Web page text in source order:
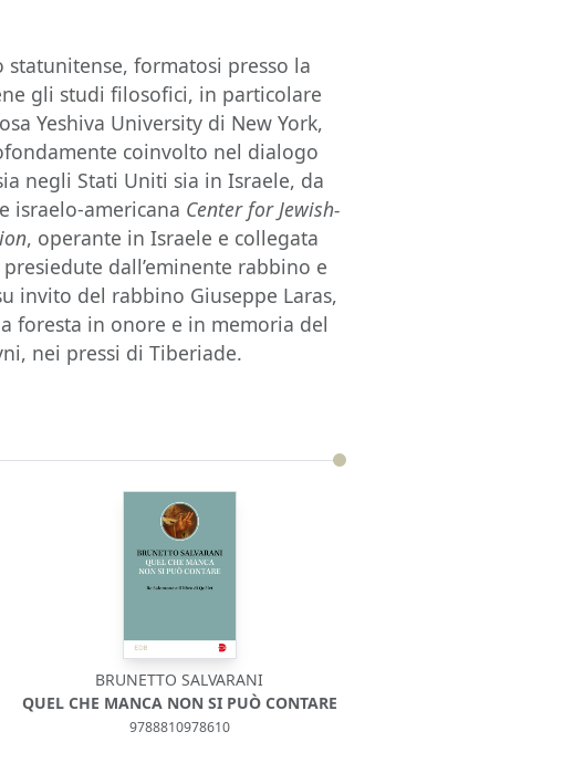
formatosi presso la
gli studi filosofici, in particolare
Yeshiva University di New York,
coinvolto nel dialogo
negli Stati Uniti sia in Israele, da
israelo-americana Center for Jewish-
, operante in Israele e collegata
dall’eminente rabbino e
invito del rabbino Giuseppe Laras,
foresta in onore e in memoria del
nei pressi di Tiberiade.
BRUNETTO SALVARANI
QUEL CHE MANCA NON SI PUÒ CONTARE
9788810978610